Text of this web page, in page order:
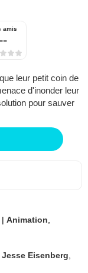
amis
--
leur petit coin de
d'inonder leur
pour sauver
| Animation,
Jesse Eisenberg,